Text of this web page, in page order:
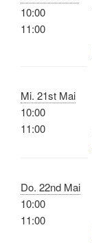
10:00
11:00
Mi. 21st Mai
10:00
11:00
Do. 22nd Mai
10:00
11:00